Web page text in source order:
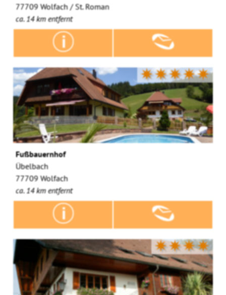
77709 Wolfach / St. Roman
ca. 14 km entfernt
✷✷✷✷✷
Fußbauernhof
Übelbach
77709 Wolfach
ca. 14 km entfernt
✷✷✷✷